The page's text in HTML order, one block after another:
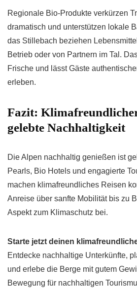
Regionale Bio-Produkte verkürzen
dramatisch und unterstützen lokale
das Stillebach beziehen
Betrieb oder von Partnern im Tal.
Frische und lässt Gäste
erleben.
Fazit:
gelebte Nachhaltigkeit
Die Alpen nachhaltig genießen ist
Pearls, Bio Hotels und engagierte
machen klimafreundliches Reisen
Anreise über sanfte Mobilität bis zu
Aspekt zum Klimaschutz bei.
Starte jetzt deinen
Entdecke nachhaltige Unterkünfte,
und erlebe die Berge mit gutem
Bewegung für nachhaltigen